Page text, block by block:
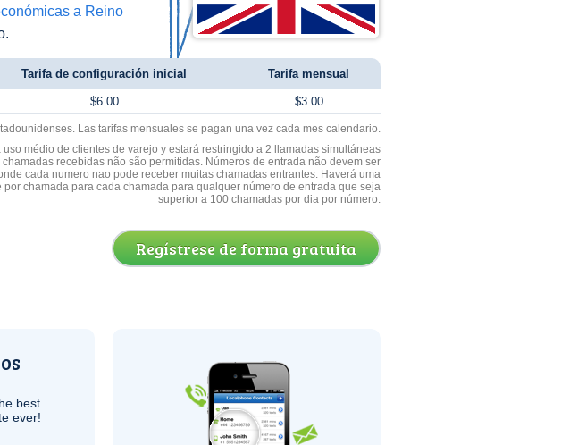
a Reino
Tarifa de configuración inicial Tarifa mensual
$6.00 $3.00
Las tarifas mensuales se pagan una vez cada mes calendario.
médio de clientes de varejo y estará restringido a 2 llamadas simultáneas
recebidas não são permitidas. Números de entrada não devem ser
cada numero nao pode receber muitas chamadas entrantes. Haverá uma
chamada para cada chamada para qualquer número de entrada que seja
superior a 100 chamadas por dia por número.
Regístrese de forma gratuita
best
ever!